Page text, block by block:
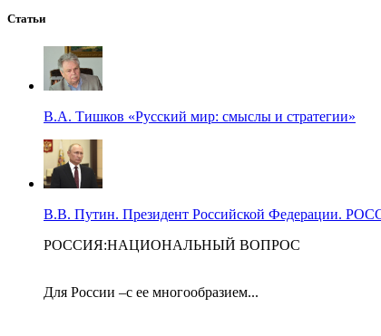
Статьи
В.А. Тишков «Русский мир: смыслы и стратегии»
В.В. Путин. Президент Российской
РОССИЯ:НАЦИОНАЛЬНЫЙ ВОПРОС
Для России –с ее многообразием...